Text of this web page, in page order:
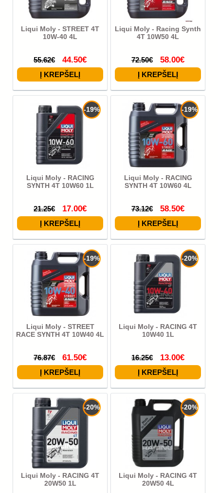
Liqui Moly - STREET 4T
10W-40 4L
55.62€ 44.50€
Liqui Moly - Racing Synth
4T 10W50 4L
72.50€ 58.00€
-19%
Liqui Moly - RACING
SYNTH 4T 10W60 1L
21.25€ 17.00€
-19%
Liqui Moly - RACING
SYNTH 4T 10W60 4L
73.12€ 58.50€
-19%
Liqui Moly - STREET
RACE SYNTH 4T 10W40 4L
76.87€ 61.50€
-20%
Liqui Moly - RACING 4T
10W40 1L
16.25€ 13.00€
-20%
Liqui Moly - RACING 4T
20W50 1L
-20%
Liqui Moly - RACING 4T
20W50 4L